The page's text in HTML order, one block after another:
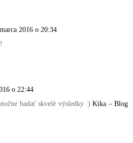
2016 o 20:34
o 22:44
badať skvelé výsledky :)Kika – Blog